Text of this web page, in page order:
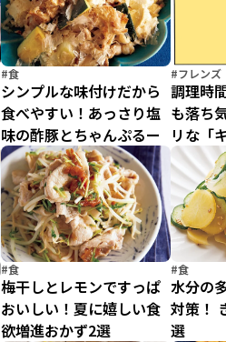
#食
シンプルな味付けだから
食べやすい！あっさり塩
味の酢豚とちゃんぷるー
#フレンズ
調理時
も落ち
リな「
炒め」
る
#食
梅干しとレモンですっぱ
おいしい！夏に嬉しい食
欲増進おかず2選
#食
水分の
対策！
選